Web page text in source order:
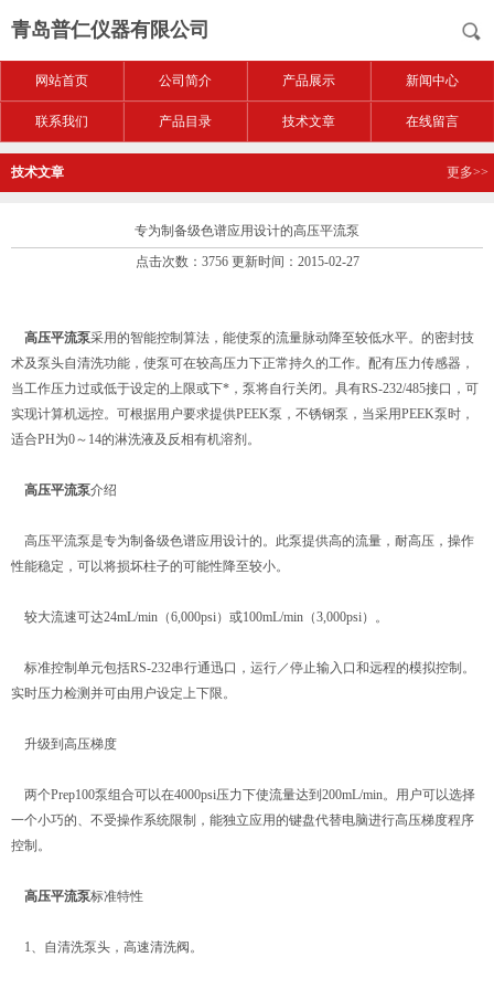
青岛普仁仪器有限公司
网站首页 公司简介 产品展示 新闻中心
联系我们 产品目录 技术文章 在线留言
技术文章 更多>>
专为制备级色谱应用设计的高压平流泵
点击次数：3756 更新时间：2015-02-27
高压平流泵采用的智能控制算法，能使泵的流量脉动降至较低水平。的密封技
术及泵头自清洗功能，使泵可在较高压力下正常持久的工作。配有压力传感器，
当工作压力过或低于设定的上限或下*，泵将自行关闭。具有RS-232/485接口，可
实现计算机远控。可根据用户要求提供PEEK泵，不锈钢泵，当采用PEEK泵时，
适合PH为0～14的淋洗液及反相有机溶剂。
高压平流泵介绍
高压平流泵是专为制备级色谱应用设计的。此泵提供高的流量，耐高压，操作
性能稳定，可以将损坏柱子的可能性降至较小。
较大流速可达24mL/min（6,000psi）或100mL/min（3,000psi）。
标准控制单元包括RS-232串行通迅口，运行／停止输入口和远程的模拟控制。
实时压力检测并可由用户设定上下限。
升级到高压梯度
两个Prep100泵组合可以在4000psi压力下使流量达到200mL/min。用户可以选择
一个小巧的、不受操作系统限制，能独立应用的键盘代替电脑进行高压梯度程序
控制。
高压平流泵标准特性
1、自清洗泵头，高速清洗阀。